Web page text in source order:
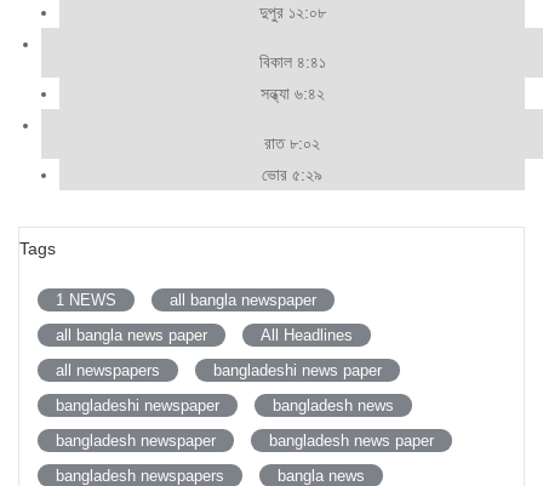
দুপুর ১২:০৮
বিকাল ৪:৪১
সন্ধ্যা ৬:৪২
রাত ৮:০২
ভোর ৫:২৯
Tags
1 NEWS
all bangla newspaper
all bangla news paper
All Headlines
all newspapers
bangladeshi news paper
bangladeshi newspaper
bangladesh news
bangladesh newspaper
bangladesh news paper
bangladesh newspapers
bangla news